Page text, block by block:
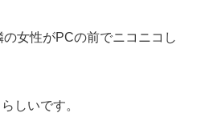
女性がPCの前でニコニコし
しいです。